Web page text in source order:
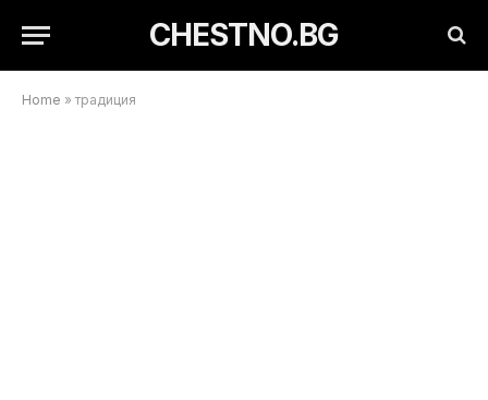
CHESTNO.BG
Home »традиция